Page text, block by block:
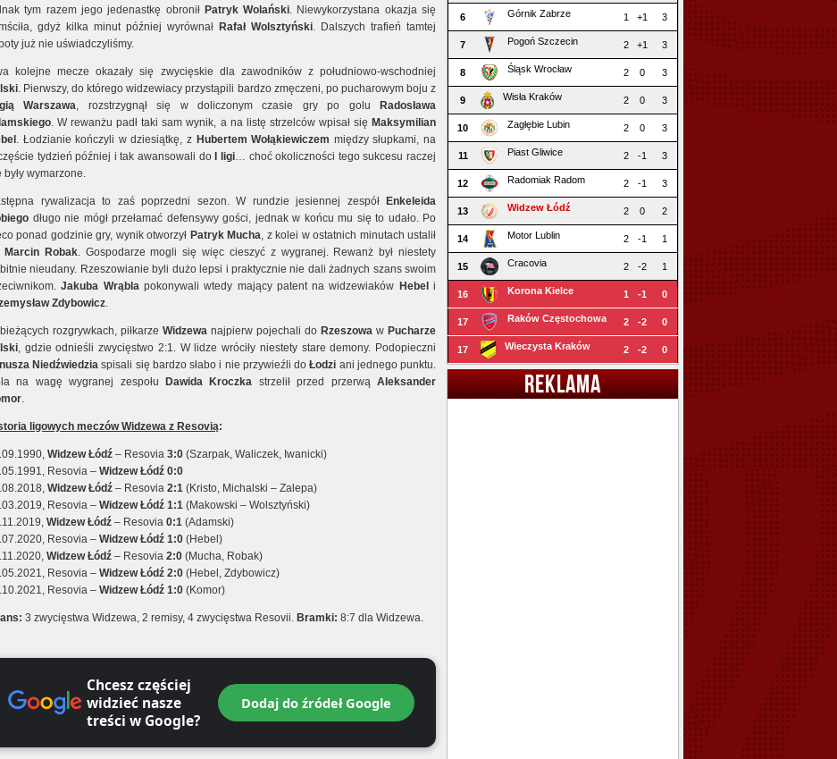
tym razem jego jedenastkę obronił Patryk Wolański. Niewykorzystana okazja się
gdyż kilka minut później wyrównał Rafał Wolsztyński. Dalszych trafień tamtej
już nie uświadczyliśmy.
kolejne mecze okazały się zwycięskie dla zawodników z południowo-wschodniej
. Pierwszy, do którego widzewiacy przystąpili bardzo zmęczeni, po pucharowym boju z
Warszawa, rozstrzygnął się w doliczonym czasie gry po golu
Radosława
. W rewanżu padł taki sam wynik, a na listę strzelców wpisał się Maksymilian
. Łodzianie kończyli w dziesiątkę, z Hubertem Wołąkiewiczem między słupkami, na
tydzień później i tak awansowali do
I ligi… choć okoliczności tego sukcesu raczej
były wymarzone.
rywalizacja to zaś poprzedni sezon. W rundzie jesiennej zespół
Enkeleida
długo nie mógł przełamać defensywy gości, jednak w końcu mu się to udało. Po
ponad godzinie gry, wynik otworzył Patryk Mucha, z kolei w ostatnich minutach ustalił
Marcin Robak. Gospodarze mogli się więc cieszyć z wygranej. Rewanż był niestety
nieudany. Rzeszowianie byli dużo lepsi i praktycznie nie dali żadnych szans swoim
Jakuba Wrąbla pokonywali wtedy mający patent na widzewiaków Hebel i
Zdybowicz.
rozgrywkach, piłkarze Widzewa najpierw pojechali do Rzeszowa w Pucharze
, gdzie odnieśli zwycięstwo 2:1. W lidze wróciły niestety stare demony. Podopieczni
Niedźwiedziaspisali się bardzo słabo i nie przywieźli doŁodzi ani jednego punktu.
na wagę wygranej zespołu
Dawida Kroczka strzelił przed przerwąAleksander
.
ligowych meczów Widzewa z Resovią:
Widzew Łódź – Resovia 3:0 (Szarpak, Waliczek, Iwanicki)
Resovia – Widzew Łódź 0:0
Widzew Łódź – Resovia 2:1 (Kristo, Michalski – Zalepa)
Resovia – Widzew Łódź 1:1 (Makowski – Wolsztyński)
Widzew Łódź – Resovia 0:1 (Adamski)
Resovia – Widzew Łódź 1:0 (Hebel)
Widzew Łódź – Resovia 2:0 (Mucha, Robak)
Resovia – Widzew Łódź 2:0 (Hebel, Zdybowicz)
Resovia – Widzew Łódź 1:0 (Komor)
: 3 zwycięstwa Widzewa, 2 remisy, 4 zwycięstwa Resovii. Bramki: 8:7 dla Widzewa.
Chcesz częściej
widzieć nasze
treści w Google?
Dodaj do źródeł Google
6 Górnik Zabrze 1 +1 3
7 Pogoń Szczecin 2 +1 3
8 Śląsk Wrocław 2 0 3
9 Wisła Kraków 2 0 3
10 Zagłębie Lubin 2 0 3
11 Piast Gliwice 2 -1 3
12 Radomiak Radom 2 -1 3
13 Widzew Łódź 2 0 2
14 Motor Lublin 2 -1 1
15 Cracovia 2 -2 1
16 Korona Kielce 1 -1 0
17 Raków Częstochowa 2 -2 0
17 Wieczysta Kraków 2 -2 0
REKLAMA